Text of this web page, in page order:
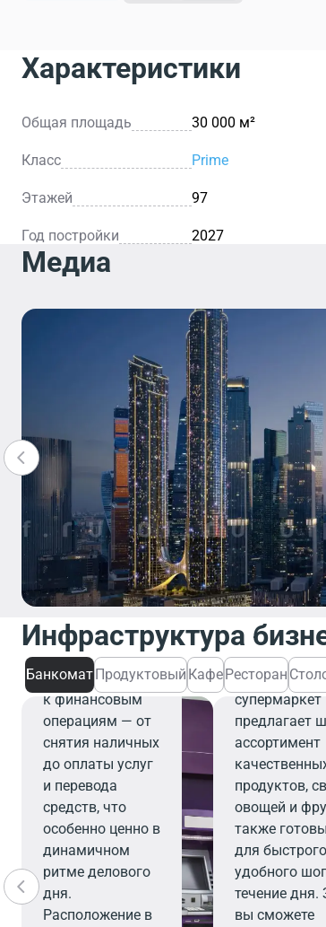
Характеристики
Общая площадь 30 000 м²
Класс Prime
Этажей 97
Год постройки 2027
Медиа
Инфраструктура
БанкоматПродуктовый КафеРесторан
Банкомат
обеспечивает
быстрый и
удобный доступ
к финансовым
операциям — от
снятия наличных
до оплаты услуг
и перевода
средств, что
особенно ценно в
динамичном
ритме делового
дня.
Расположение в
супермаркет
предлагает
ассортимент
продуктов,
овощей и
также
для
удобного
течение дня.
вы сможете